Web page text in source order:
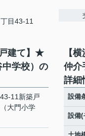
丁目43-11
戸建て】★
学校）の
11新築戸
大門小学
【
仲介
詳細
設備
設備(